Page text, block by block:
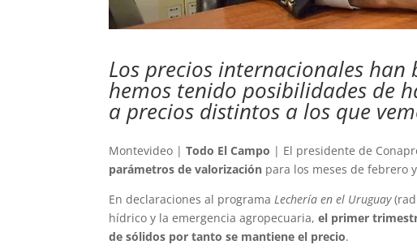
Los precios internacionales
hemos tenido posibilidades de
a precios distintos a los que
Montevideo |Todo El Campo | El presidente de
parámetros de valorización para los meses de febrero
En declaraciones al programaLechería en el Uruguay
hídrico y la emergencia agropecuaria,el primer
de sólidos por tanto se mantiene el precio.